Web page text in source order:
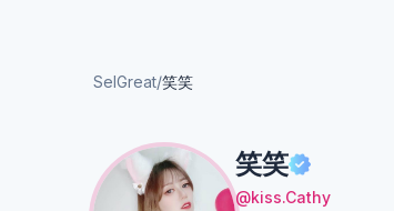
SelGreat/笑笑
笑笑
@kiss.Cathy